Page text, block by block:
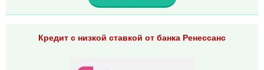
Кредит с низкой ставкой от банка Ренессанс